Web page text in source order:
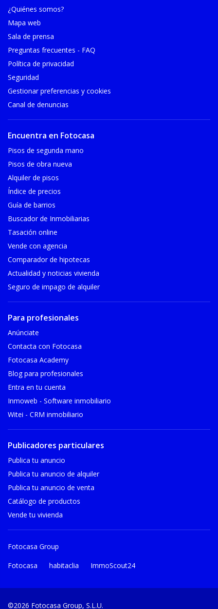
¿Quiénes somos?
Mapa web
Sala de prensa
Preguntas frecuentes - FAQ
Política de privacidad
Seguridad
Gestionar preferencias y cookies
Canal de denuncias
Encuentra en Fotocasa
Pisos de segunda mano
Pisos de obra nueva
Alquiler de pisos
Índice de precios
Guía de barrios
Buscador de Inmobiliarias
Tasación online
Vende con agencia
Comparador de hipotecas
Actualidad y noticias vivienda
Seguro de impago de alquiler
Para profesionales
Anúnciate
Contacta con Fotocasa
Fotocasa Academy
Blog para profesionales
Entra en tu cuenta
Inmoweb - Software inmobiliario
Witei - CRM inmobiliario
Publicadores particulares
Publica tu anuncio
Publica tu anuncio de alquiler
Publica tu anuncio de venta
Catálogo de productos
Vende tu vivienda
Fotocasa Group
Fotocasa habitaclia ImmoScout24
©2026 Fotocasa Group, S.L.U.